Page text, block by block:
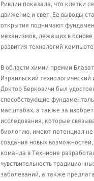
Ривлин показала, что клетки
движение и свет. Ее выводы
открытия поднимают
механизмов, лежащих в
развития технологий
В области химии премии
Израильский технологический
Доктор Берковичи был
способствующие
масштабах, а также за
исследования, которые
биологию, имеют потенциал
создания новых
команда в Технионе
чувствительность
заболеваний, а также